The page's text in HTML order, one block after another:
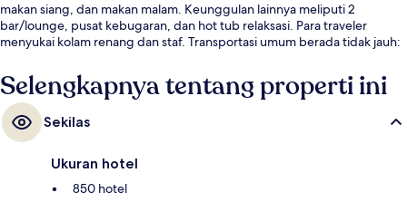
makan siang, dan makan malam. Keunggulan lainnya meliputi 2
bar/lounge, pusat kebugaran, dan hot tub relaksasi. Para traveler
menyukai kolam renang dan staf. Transportasi umum berada tidak jauh:
8 menit.
Selengkapnya tentang properti ini
Sekilas
Ukuran hotel
850 hotel